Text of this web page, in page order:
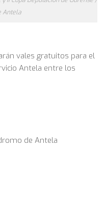
Antela
vales gratuitos para el
Antela entre los
de Antela